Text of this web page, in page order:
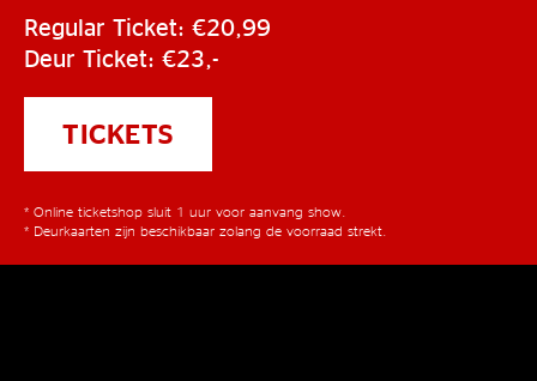
Regular Ticket: €20,99
Deur Ticket: €23,-
TICKETS
* Online ticketshop sluit 1 uur voor aanvang show.
* Deurkaarten zijn beschikbaar zolang de voorraad strekt.